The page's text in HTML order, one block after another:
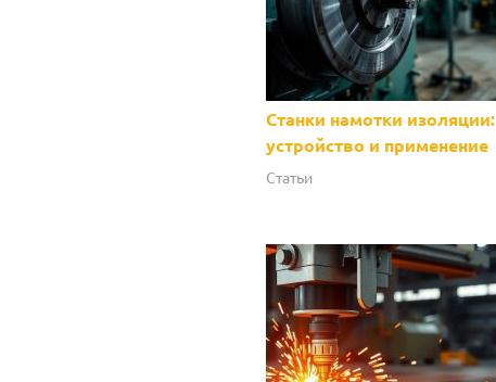
Станки намотки изоляции:
устройство и применение
Статьи